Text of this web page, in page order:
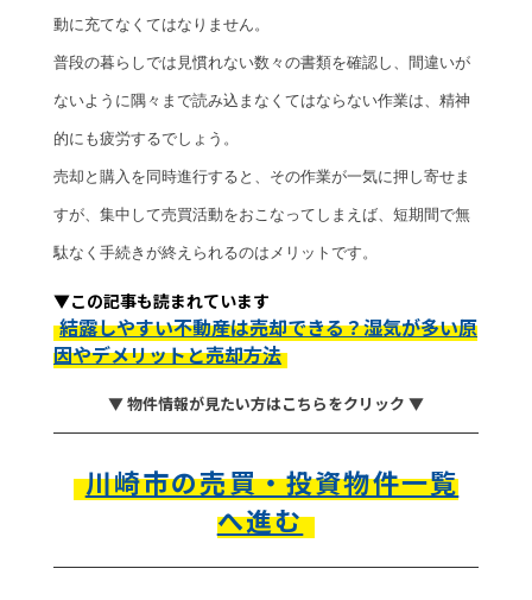
動に充てなくてはなりません。
普段の暮らしでは見慣れない数々の書類を確認し、間違いが
ないように隅々まで読み込まなくてはならない作業は、精神
的にも疲労するでしょう。
売却と購入を同時進行すると、その作業が一気に押し寄せま
すが、集中して売買活動をおこなってしまえば、短期間で無
駄なく手続きが終えられるのはメリットです。
▼この記事も読まれています
結露しやすい不動産は売却できる？湿気が多い原
因やデメリットと売却方法
▼ 物件情報が見たい方はこちらをクリック ▼
川崎市の売買・投資物件一覧
へ進む